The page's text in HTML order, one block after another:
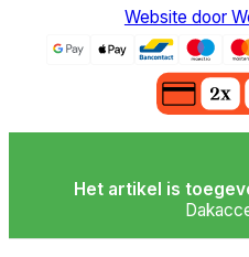
Website door
Het artikel is